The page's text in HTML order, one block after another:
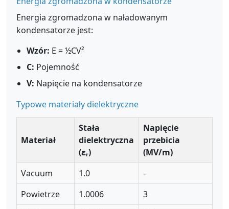
Energia zgromadzona w naładowanym
kondensatorze jest:
Wzór: E = ½CV²
C: Pojemność
V: Napięcie na kondensatorze
Typowe materiały dielektryczne
Materiał
Stała
dielektryczna
(εᵣ)
Napięcie
przebicia
(MV/m)
Vacuum
1.0
-
Powietrze
1.0006
3